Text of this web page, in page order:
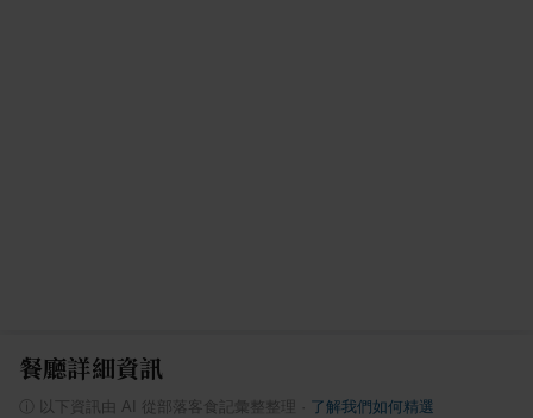
餐廳詳細資訊
以下資訊由 AI 從部落客食記彙整整理 了解我們如何精選